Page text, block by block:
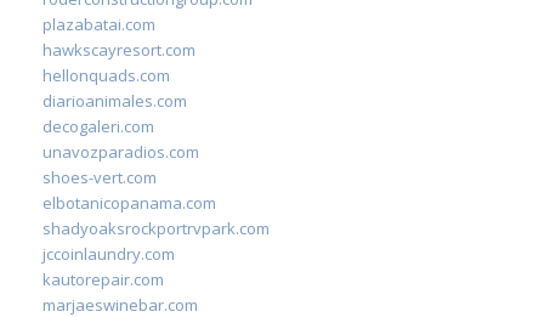
plazabatai.com
hawkscayresort.com
hellonquads.com
diarioanimales.com
decogaleri.com
unavozparadios.com
shoes-vert.com
elbotanicopanama.com
shadyoaksrockportrvpark.com
jccoinlaundry.com
kautorepair.com
marjaeswinebar.com